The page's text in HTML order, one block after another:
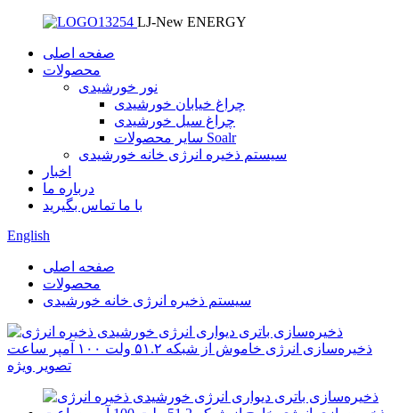
LJ-New ENERGY
صفحه اصلی
محصولات
نور خورشیدی
چراغ خیابان خورشیدی
چراغ سیل خورشیدی
سایر محصولات Soalr
سیستم ذخیره انرژی خانه خورشیدی
اخبار
درباره ما
با ما تماس بگیرید
English
صفحه اصلی
محصولات
سیستم ذخیره انرژی خانه خورشیدی